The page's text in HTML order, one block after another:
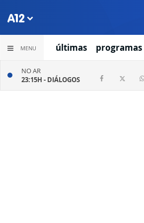
MENU últimas programas
NO AR
23:15H - DIÁLOGOS